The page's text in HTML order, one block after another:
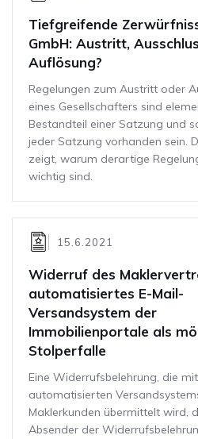
Tiefgreifende
GmbH: Austritt,
Auflösung?
Regelungen zum Austritt oder
eines Gesellschafters sind
Bestandteil einer Satzung und
jeder Satzung vorhanden sein.
zeigt, warum derartige
wichtig sind.
15.6.2021
Widerruf des
automatisiertes E-Mail-
Versandsystem der
Immobilienportale als
Stolperfalle
Eine Widerrufsbelehrung, die
automatisierten
Maklerkunden übermittelt wird,
Absender der